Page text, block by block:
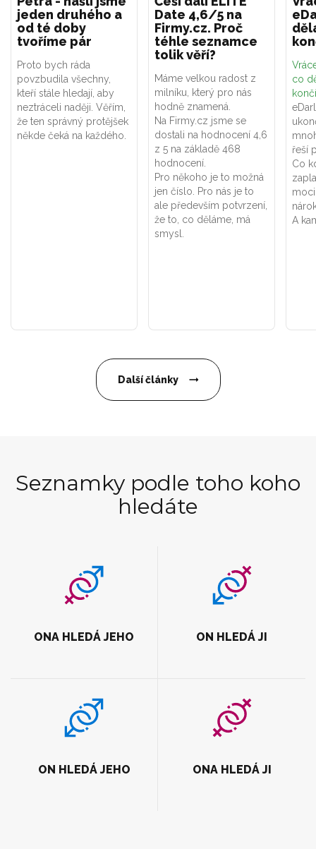
jeden druhého a
od té doby
tvoříme pár
Proto bych ráda
povzbudila všechny,
kteří stále hledají, aby
neztráceli naději. Věřím,
že ten správný protějšek
někde čeká na každého.
Date 4,6/5 na
Firmy.cz. Proč
téhle seznamce
tolik věří?
Máme velkou radost z
milníku, který pro nás
hodně znamená.
Na Firmy.cz jsme se
dostali na hodnocení 4,6
z 5 na základě 468
hodnocení.
Pro někoho je to možná
jen číslo. Pro nás je to
ale především potvrzení,
že to, co děláme, má
smysl.
co
řeší
Co
A
Další články
Seznamky podle toho koho
hledáte
ONA HLEDÁ JEHO ON HLEDÁ JI
ON HLEDÁ JEHO ONA HLEDÁ JI